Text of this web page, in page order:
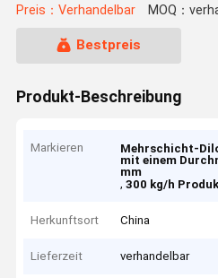
Preis：Verhandelbar MOQ：
Bestpreis
Produkt-Beschreibung
Markieren Mehrschicht-
mit einem
mm
,300 kg/h
Herkunftsort China
Lieferzeit verhandelbar